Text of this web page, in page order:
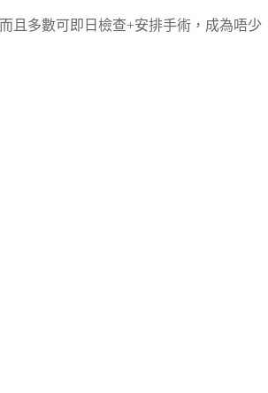
且多數可即日檢查+安排手術，成為唔少